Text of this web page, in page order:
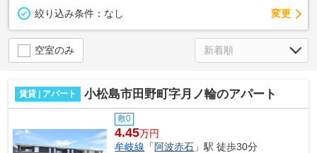
絞り込み条件： なし 変更
空室のみ
賃貸 | アパート 小松島市田野町字月ノ輪のアパート
敷0
4.45万円
牟岐線 「 阿波赤石 」駅 徒歩30分